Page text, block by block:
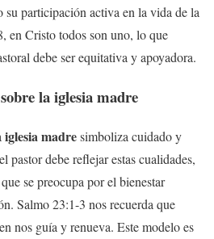
su participación activa en la vida de la
en Cristo todos son uno, lo que
debe ser equitativa y apoyadora.
laiglesia madre
iglesia madresimboliza cuidado y
pastor debe reflejar estas cualidades,
se preocupa por el bienestar
Salmo 23:1-3 nos recuerda que
nos guía y renueva. Este modelo es